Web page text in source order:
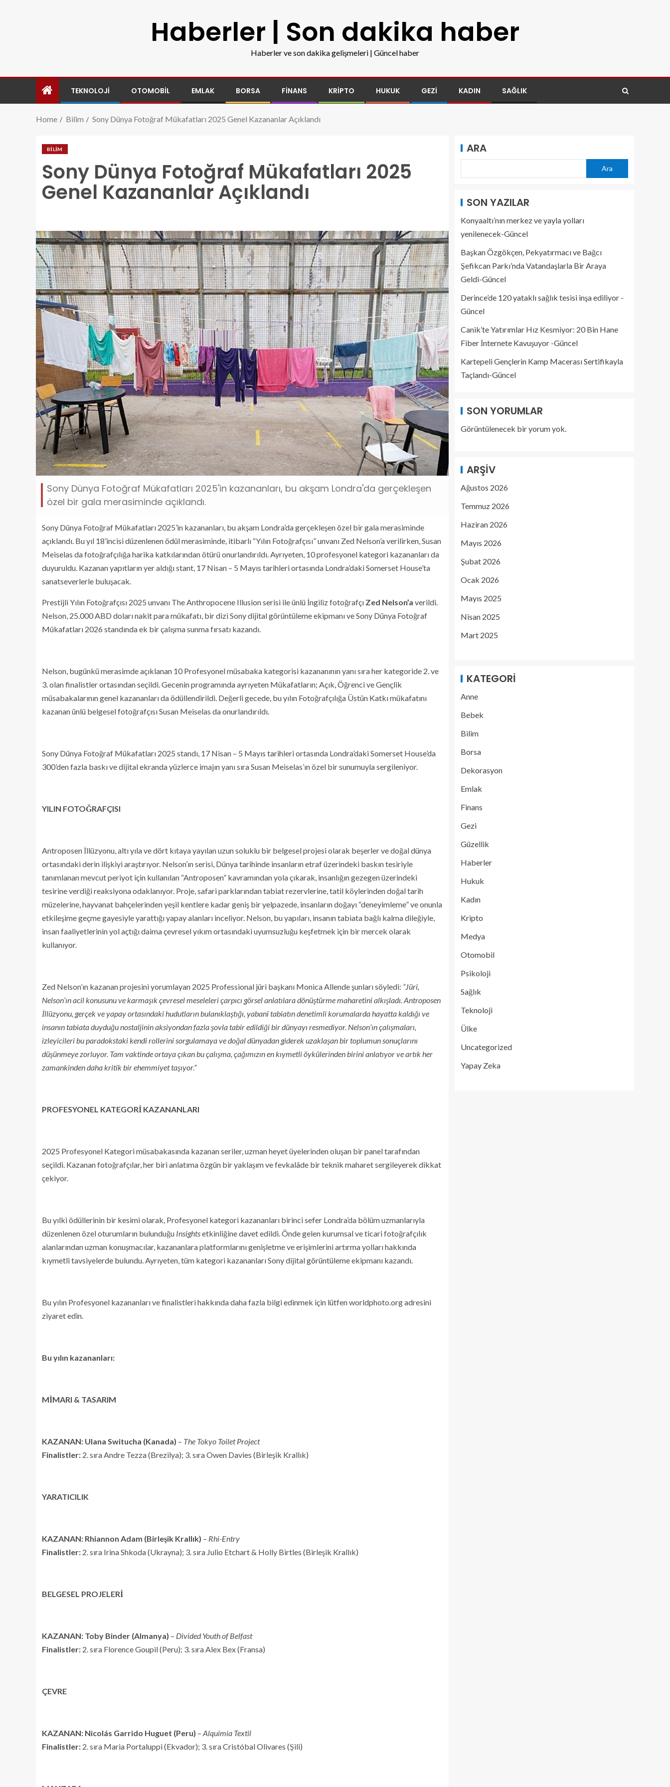
Haberler | Son dakika haber
Haberler ve son dakika gelişmeleri | Güncel haber
TEKNOLOJI OTOMOBIL EMLAK BORSA FINANS KRIPTO HUKUK GEZI KADIN SAĞLIK
Home Bilim Sony Dünya Fotoğraf Mükafatları 2025 Genel Kazananlar Açıklandı
BILIM
Sony Dünya Fotoğraf Mükafatları 2025
Genel Kazananlar Açıklandı
Sony Dünya Fotoğraf Mükafatları 2025'in kazananları, bu akşam Londra'da gerçekleşen
özel bir gala merasiminde açıklandı.
Sony Dünya Fotoğraf Mükafatları 2025’in kazananları, bu akşam Londra’da gerçekleşen özel bir gala merasiminde
açıklandı. Bu yıl 18’incisi düzenlenen ödül merasiminde, itibarlı “Yılın Fotoğrafçısı” unvanı Zed Nelson’a verilirken, Susan
Meiselas da fotoğrafçılığa harika katkılarından ötürü onurlandırıldı. Ayrıyeten, 10 profesyonel kategori kazananları da
duyuruldu. Kazanan yapıtların yer aldığı stant, 17 Nisan – 5 Mayıs tarihleri ortasında Londra’daki Somerset House’ta
sanatseverlerle buluşacak.
Prestijli Yılın Fotoğrafçısı 2025 unvanı The Anthropocene Illusion serisi ile ünlü İngiliz fotoğrafçı Zed Nelson’a verildi.
Nelson, 25.000 ABD doları nakit para mükafatı, bir dizi Sony dijital görüntüleme ekipmanı ve Sony Dünya Fotoğraf
Mükafatları 2026 standında ek bir çalışma sunma fırsatı kazandı.
Nelson, bugünkü merasimde açıklanan 10 Profesyonel müsabaka kategorisi kazananının yanı sıra her kategoride 2. ve
3. olan finalistler ortasından seçildi. Gecenin programında ayrıyeten Mükafatların; Açık, Öğrenci ve Gençlik
müsabakalarının genel kazananları da ödüllendirildi. Değerli gecede, bu yılın Fotoğrafçılığa Üstün Katkı mükafatını
kazanan ünlü belgesel fotoğrafçısı Susan Meiselas da onurlandırıldı.
Sony Dünya Fotoğraf Mükafatları 2025 standı, 17 Nisan – 5 Mayıs tarihleri ortasında Londra’daki Somerset House’da
300’den fazla baskı ve dijital ekranda yüzlerce imajın yanı sıra Susan Meiselas’ın özel bir sunumuyla sergileniyor.
YILIN FOTOĞRAFÇISI
Antroposen İllüzyonu, altı yıla ve dört kıtaya yayılan uzun soluklu bir belgesel projesi olarak beşerler ve doğal dünya
ortasındaki derin ilişkiyi araştırıyor. Nelson’ın serisi, Dünya tarihinde insanların etraf üzerindeki baskın tesiriyle
tanımlanan mevcut periyot için kullanılan “Antroposen” kavramından yola çıkarak, insanlığın gezegen üzerindeki
tesirine verdiği reaksiyona odaklanıyor. Proje, safari parklarından tabiat rezervlerine, tatil köylerinden doğal tarih
müzelerine, hayvanat bahçelerinden yeşil kentlere kadar geniş bir yelpazede, insanların doğayı “deneyimleme” ve onunla
etkileşime geçme gayesiyle yarattığı yapay alanları inceliyor. Nelson, bu yapıları, insanın tabiata bağlı kalma dileğiyle,
insan faaliyetlerinin yol açtığı daima çevresel yıkım ortasındaki uyumsuzluğu keşfetmek için bir mercek olarak
kullanıyor.
Zed Nelson’ın kazanan projesini yorumlayan 2025 Professional jüri başkanı Monica Allende şunları söyledi: “Jüri,
Nelson’ın acil konusunu ve karmaşık çevresel meseleleri çarpıcı görsel anlatılara dönüştürme maharetini alkışladı. Antroposen
İllüzyonu, gerçek ve yapay ortasındaki hudutların bulanıklaştığı, yabanî tabiatın denetimli korumalarda hayatta kaldığı ve
insanın tabiata duyduğu nostaljinin aksiyondan fazla şovla tabir edildiği bir dünyayı resmediyor. Nelson’ın çalışmaları,
izleyicileri bu paradokstaki kendi rollerini sorgulamaya ve doğal dünyadan giderek uzaklaşan bir toplumun sonuçlarını
düşünmeye zorluyor. Tam vaktinde ortaya çıkan bu çalışma, çağımızın en kıymetli öykülerinden birini anlatıyor ve artık her
zamankinden daha kritik bir ehemmiyet taşıyor.”
PROFESYONEL KATEGORİ KAZANANLARI
2025 Profesyonel Kategori müsabakasında kazanan seriler, uzman heyet üyelerinden oluşan bir panel tarafından
seçildi. Kazanan fotoğrafçılar, her biri anlatıma özgün bir yaklaşım ve fevkalâde bir teknik maharet sergileyerek dikkat
çekiyor.
Bu yılki ödüllerinin bir kesimi olarak, Profesyonel kategori kazananları birinci sefer Londra’da bölüm uzmanlarıyla
düzenlenen özel oturumların bulunduğu Insightsetkinliğine davet edildi. Önde gelen kurumsal ve ticari fotoğrafçılık
alanlarından uzman konuşmacılar, kazananlara platformlarını genişletme ve erişimlerini artırma yolları hakkında
kıymetli tavsiyelerde bulundu. Ayrıyeten, tüm kategori kazananları Sony dijital görüntüleme ekipmanı kazandı.
Bu yılın Profesyonel kazananları ve finalistleri hakkında daha fazla bilgi edinmek için lütfen worldphoto.org adresini
ziyaret edin.
Bu yılın kazananları:
MİMARI & TASARIM
KAZANAN: Ulana Switucha (Kanada) – The Tokyo Toilet Project
Finalistler: 2. sıra Andre Tezza (Brezilya); 3. sıra Owen Davies (Birleşik Krallık)
YARATICILIK
KAZANAN: Rhiannon Adam (Birleşik Krallık) – Rhi-Entry
Finalistler: 2. sıra Irina Shkoda (Ukrayna); 3. sıra Julio Etchart & Holly Birtles (Birleşik Krallık)
BELGESEL PROJELERİ
KAZANAN: Toby Binder (Almanya) – Divided Youth of Belfast
Finalistler: 2. sıra Florence Goupil (Peru); 3. sıra Alex Bex (Fransa)
ÇEVRE
KAZANAN: Nicolás Garrido Huguet (Peru) – Alquimia Textil
Finalistler: 2. sıra Maria Portaluppi (Ekvador); 3. sıra Cristóbal Olivares (Şili)
ARA
Ara
SON YAZILAR
Konyaaltı’nın merkez ve yayla yolları
yenilenecek-Güncel
Başkan Özgökçen, Pekyatırmacı ve Bağcı
Şefikcan Parkı’nda Vatandaşlarla Bir Araya
Geldi-Güncel
Derince’de 120 yataklı sağlık tesisi inşa ediliyor -
Güncel
Canik’te Yatırımlar Hız Kesmiyor: 20 Bin Hane
Fiber İnternete Kavuşuyor -Güncel
Kartepeli Gençlerin Kamp Macerası Sertifikayla
Taçlandı-Güncel
SON YORUMLAR
Görüntülenecek bir yorum yok.
ARŞIV
Ağustos 2026
Temmuz 2026
Haziran 2026
Mayıs 2026
Şubat 2026
Ocak 2026
Mayıs 2025
Nisan 2025
Mart 2025
KATEGORI
Anne
Bebek
Bilim
Borsa
Dekorasyon
Emlak
Finans
Gezi
Güzellik
Haberler
Hukuk
Kadın
Kripto
Medya
Otomobil
Psikoloji
Sağlık
Teknoloji
Ülke
Uncategorized
Yapay Zeka